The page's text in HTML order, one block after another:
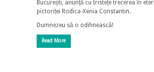
București, anunță cu tristețe trecerea în
pictoriței Rodica-Xenia Constantin.
Dumnezeu să o odihnească!
Read More